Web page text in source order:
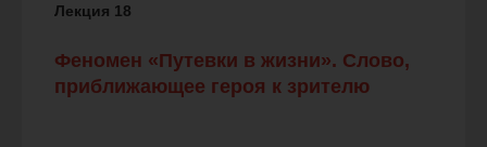
Лекция 18
Феномен «Путевки в жизни». Слово,
приближающее героя к зрителю